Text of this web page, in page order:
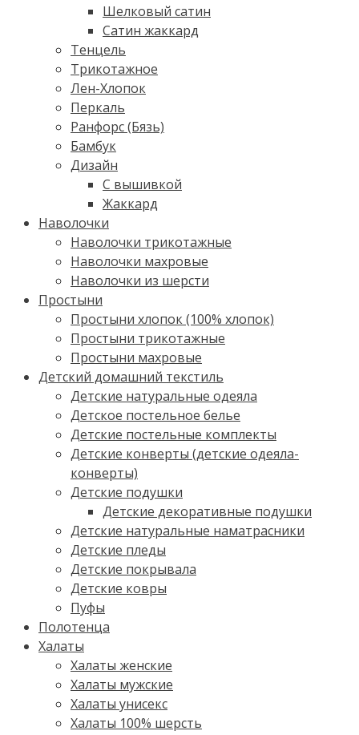
Шелковый сатин
Сатин жаккард
Тенцель
Трикотажное
Лен-Хлопок
Перкаль
Ранфорс (Бязь)
Бамбук
Дизайн
С вышивкой
Жаккард
Наволочки
Наволочки трикотажные
Наволочки махровые
Наволочки из шерсти
Простыни
Простыни хлопок (100% хлопок)
Простыни трикотажные
Простыни махровые
Детский домашний текстиль
Детские натуральные одеяла
Детское постельное белье
Детские постельные комплекты
Детские конверты (детские одеяла-
конверты)
Детские подушки
Детские декоративные подушки
Детские натуральные наматрасники
Детские пледы
Детские покрывала
Детские ковры
Пуфы
Полотенца
Халаты
Халаты женские
Халаты мужские
Халаты унисекс
Халаты 100% шерсть